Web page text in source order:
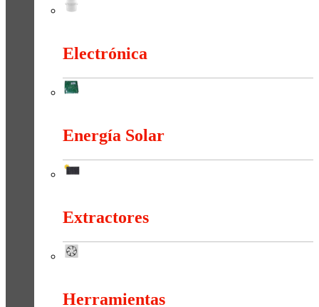
Electrónica
Energía Solar
Extractores
Herramientas